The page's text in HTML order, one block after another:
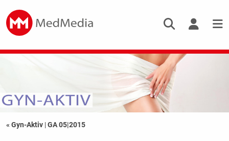
« Gyn-Aktiv |GA 05|2015